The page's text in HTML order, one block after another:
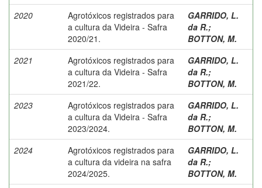
2020
Agrotóxicos registrados para
a cultura da Videira - Safra
2020/21.
GARRIDO, L.
da R.;
BOTTON, M.
2021
Agrotóxicos registrados para
a cultura da Videira - Safra
2021/22.
GARRIDO, L.
da R.;
BOTTON, M.
2023
Agrotóxicos registrados para
a cultura da Videira - Safra
2023/2024.
GARRIDO, L.
da R.;
BOTTON, M.
2024
Agrotóxicos registrados para
a cultura da videira na safra
2024/2025.
GARRIDO, L.
da R.;
BOTTON, M.